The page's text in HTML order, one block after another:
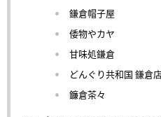
鎌倉帽子屋
倭物やカヤ
甘味処鎌倉
どんぐり共和国 鎌倉
鐮倉茶々